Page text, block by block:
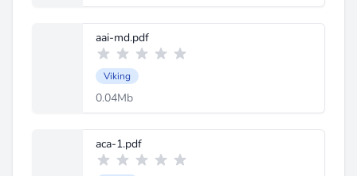
aai-md.pdf
Viking
0.04Mb
aca-1.pdf